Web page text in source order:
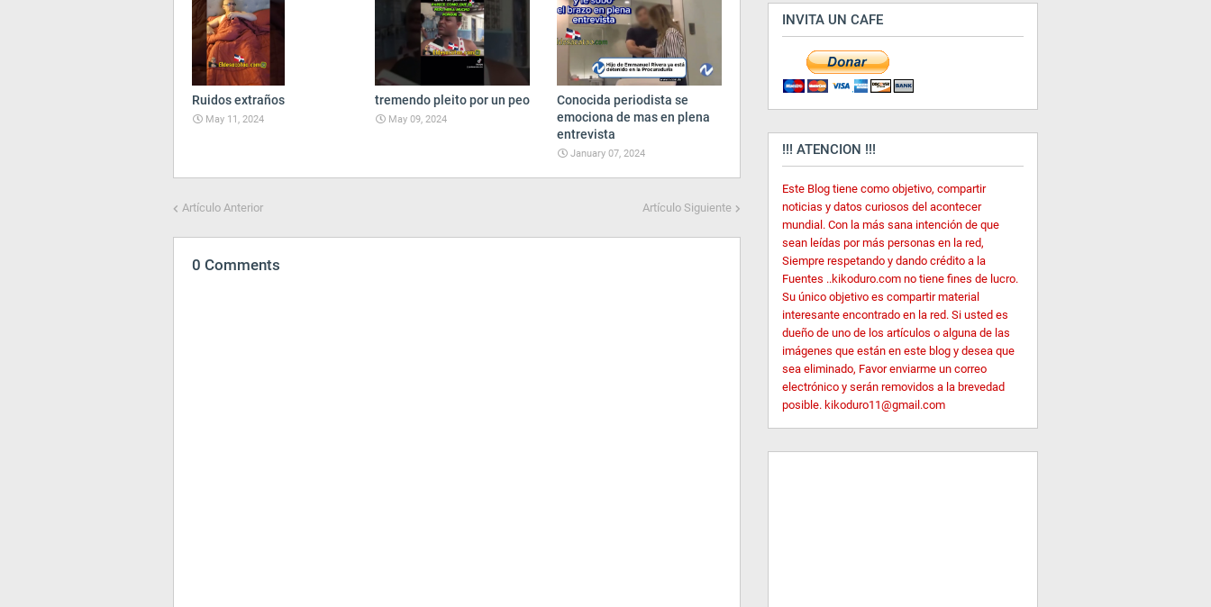
Ruidos extraños
May 11, 2024
tremendo pleito por un peo
May 09, 2024
Conocida periodista se
emociona de mas en plena
entrevista
January 07, 2024
Artículo Anterior Artículo Siguiente
0 Comments
INVITA UN CAFE
!!! ATENCION !!!
Este Blog tiene como objetivo, compartir
noticias y datos curiosos del acontecer
mundial. Con la más sana intención de que
sean leídas por más personas en la red,
Siempre respetando y dando crédito a la
Fuentes ..kikoduro.com no tiene fines de lucro.
Su único objetivo es compartir material
interesante encontrado en la red. Si usted es
dueño de uno de los artículos o alguna de las
imágenes que están en este blog y desea que
sea eliminado, Favor enviarme un correo
electrónico y serán removidos a la brevedad
posible. kikoduro11@gmail.com